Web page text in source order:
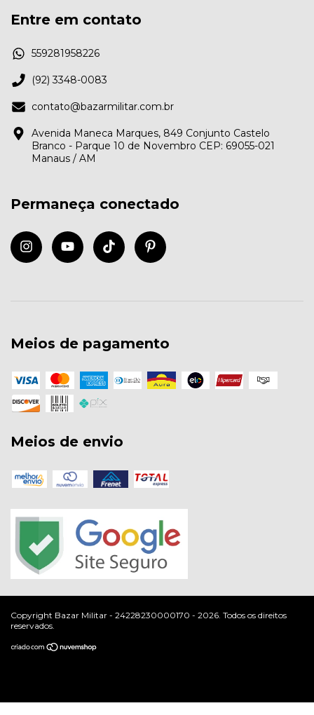
Entre em contato
559281958226
(92) 3348-0083
contato@bazarmilitar.com.br
Avenida Maneca Marques, 849 Conjunto Castelo
Branco - Parque 10 de Novembro CEP: 69055-021
Manaus / AM
Permaneça conectado
Meios de pagamento
Meios de envio
Copyright Bazar Militar - 24228230000170 - 2026. Todos os direitos
reservados.